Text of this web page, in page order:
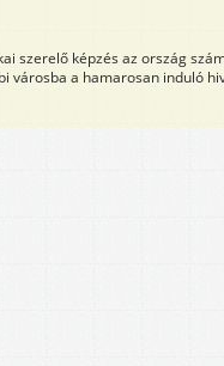
szerelő képzés az ország
városba a hamarosan induló